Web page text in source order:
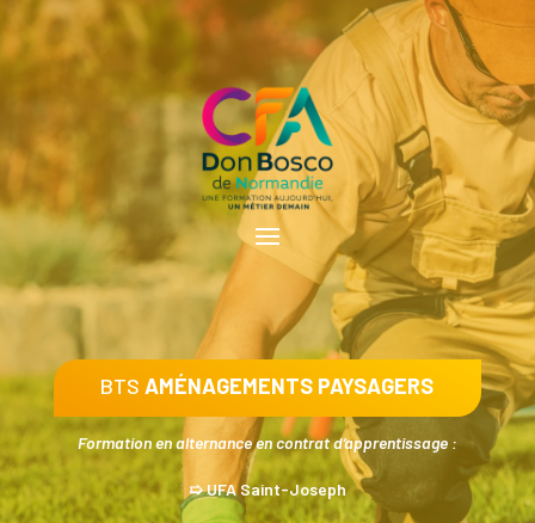
BTSAMÉNAGEMENTS PAYSAGERS
Formation en alternance en contrat d’apprentissage :
➯ UFA Saint-Joseph